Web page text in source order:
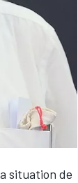
situation de